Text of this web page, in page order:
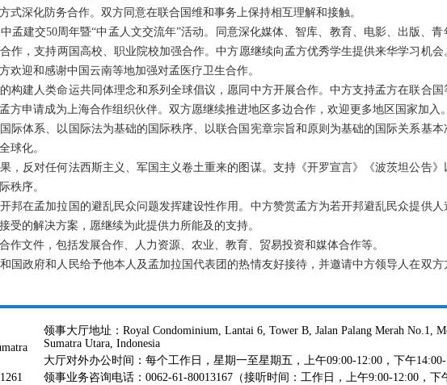
式深化防务合作。双方同意在联合国维和事务上保持相互理解和接触。
孟建交50周年暨“中孟人文交流年”活动。同意深化媒体、智库、教育、电影、出版、青
作，支持两国高校、职业院校加强合作。中方愿继续向孟方优秀学生提供来华学习机会
欢迎和感谢中国云南等地加强对孟医疗卫生合作。
构建人类命运共同体理念和系列全球倡议，愿同中方开展合作。中方支持孟方在联合国
方申请成为上海合作组织伙伴。双方愿继续推进地区多边合作，欢迎更多地区国家加入。
际体系、以国际法为基础的国际秩序、以联合国宪章宗旨和原则为基础的国际关系基本
球化。
，反对任何法西斯主义、军国主义卷土重来的图谋。支持《开罗宣言》《波茨坦公告》
秩序。
邦在孟加拉国的避乱民众问题发挥建设性作用。中方赞赏孟方为若开邦避乱民众提供人
受的解决方案，愿继续为此提供力所能及的支持。
作文件，包括发展合作、人力资源、农业、教育、贸易投资和媒体合作等。
国政府和人民给予他本人及孟加拉国代表团的热情友好接待，并邀请中方领导人在双方
领事大厅地址：Royal Condominium, Lantai 6, Tower B, Jalan Palang Merah No.1,
Sumatra Utara, Indonesia
大厅对外办公时间：每个工作日，星期一至星期五，上午09:00-12:00，下午14:00-
领事业务咨询电话：0062-61-80013167（接听时间：工作日，上午9:00-12:00，下